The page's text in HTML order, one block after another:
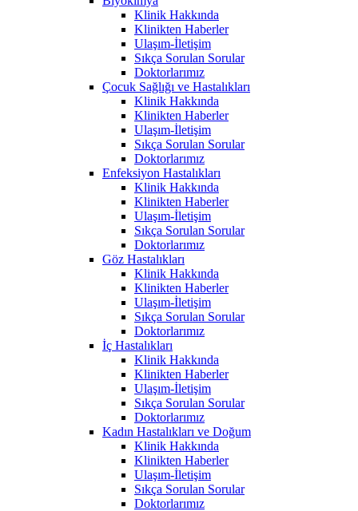
Klinik Hakkında
Klinikten Haberler
Ulaşım-İletişim
Sıkça Sorulan Sorular
Doktorlarımız
Çocuk Sağlığı ve Hastalıkları
Klinik Hakkında
Klinikten Haberler
Ulaşım-İletişim
Sıkça Sorulan Sorular
Doktorlarımız
Enfeksiyon Hastalıkları
Klinik Hakkında
Klinikten Haberler
Ulaşım-İletişim
Sıkça Sorulan Sorular
Doktorlarımız
Göz Hastalıkları
Klinik Hakkında
Klinikten Haberler
Ulaşım-İletişim
Sıkça Sorulan Sorular
Doktorlarımız
İç Hastalıkları
Klinik Hakkında
Klinikten Haberler
Ulaşım-İletişim
Sıkça Sorulan Sorular
Doktorlarımız
Kadın Hastalıkları ve Doğum
Klinik Hakkında
Klinikten Haberler
Ulaşım-İletişim
Sıkça Sorulan Sorular
Doktorlarımız